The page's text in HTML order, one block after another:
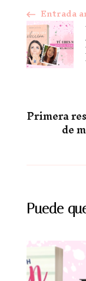
de
Entrada
Primera
de
Puede